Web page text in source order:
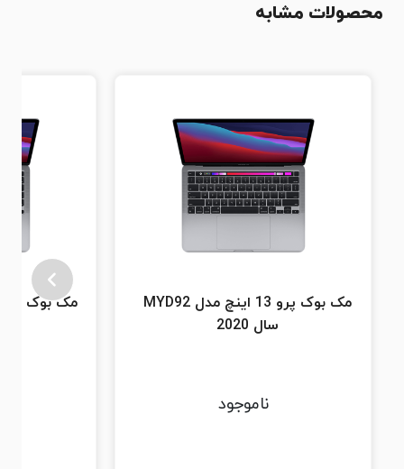
محصولات مشابه
مک بوک پرو 13 اینچ مدل MYD92
سال 2020
ناموجود